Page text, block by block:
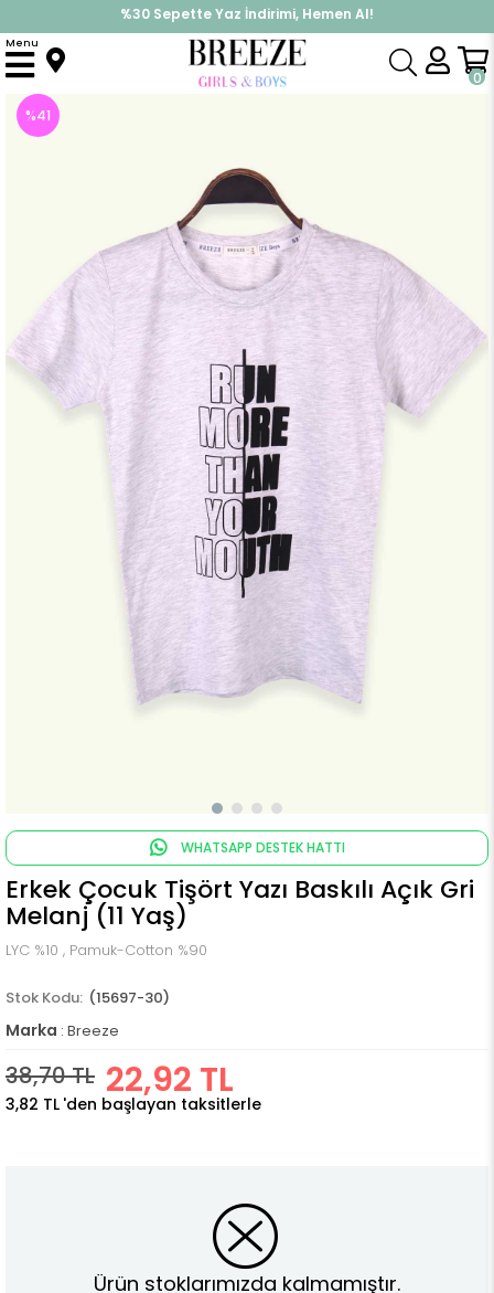
%30 Sepette Yaz İndirimi, Hemen Al!
İndirimlere ek %10 İndirimi Kap, Hemen Üye Ol!
0
Menu
Anasayfa Üst Giyim Tişört Erkek Çocuk Tişört Yazı Baskılı Açık Gri Melanj (11 Yaş)
%41
WHATSAPP DESTEK HATTI
Erkek Çocuk Tişört Yazı Baskılı Açık Gri
Melanj (11 Yaş)
LYC %10 , Pamuk-Cotton %90
(15697-30)
Marka : Breeze
38,70 TL 22,92 TL
3,82 TL 'den başlayan taksitlerle
Ürün stoklarımızda kalmamıştır.